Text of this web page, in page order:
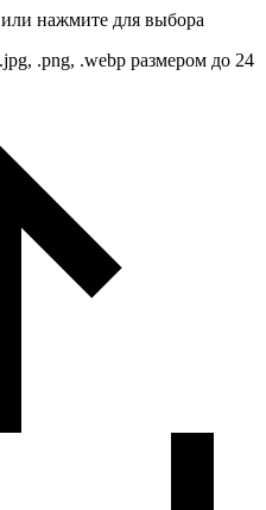
нажмите для выбора
.png, .webp размером до 24